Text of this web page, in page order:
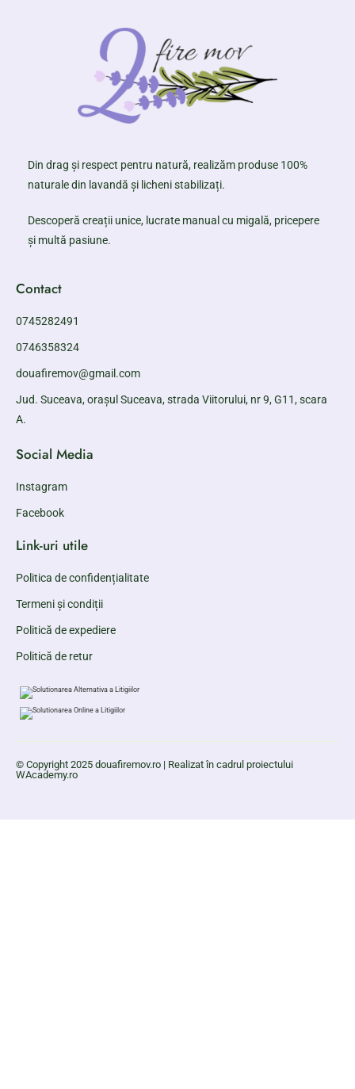
Din drag și respect pentru natură, realizăm produse 100%
naturale din lavandă și licheni stabilizați.
Descoperă creații unice, lucrate manual cu migală, pricepere
și multă pasiune.
Contact
0745282491
0746358324
douafiremov@gmail.com
Jud. Suceava, orașul Suceava, strada Viitorului, nr 9, G11, scara
A.
Social Media
Instagram
Facebook
Link-uri utile
Politica de confidențialitate
Termeni și condiții
Politică de expediere
Politică de retur
© Copyright 2025 douafiremov.ro | Realizat în cadrul proiectului
WAcademy.ro